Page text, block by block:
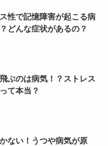
性で記憶障害が起こる病
どんな症状があるの？
ぶのは病気！？ストレス
て本当？
ない！うつや病気が原